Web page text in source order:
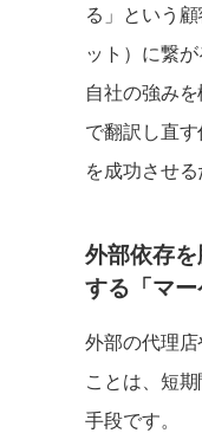
る」という
ット）に繋が
自社の強み
で翻訳し直
を成功させる
外部依存
する「マー
外部の代理
ことは、短
手段です。